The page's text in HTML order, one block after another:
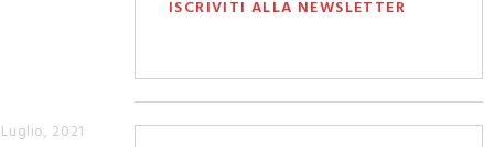
2021
ISCRIVITI ALLA NEWSLETTER